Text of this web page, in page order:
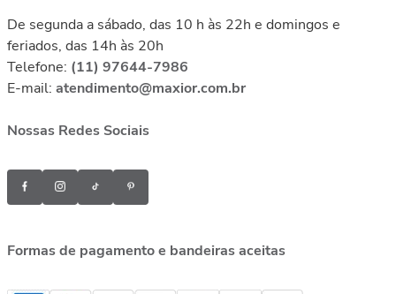
De segunda a sábado, das 10 h às 22h e domingos e
feriados, das 14h às 20h
Telefone: (11) 97644-7986
E-mail: atendimento@maxior.com.br
Nossas Redes Sociais
Formas de pagamento e bandeiras aceitas